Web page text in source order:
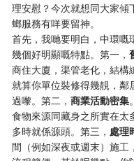
理安慰？今次就想同大家
螂服務有咩要留神。
首先，我哋要明白，中環嘅
幾個好明顯嘅特點。第一，
商住大廈，渠管老化，結構
就算你單位裝修得幾靚，鄰
過嚟。第二，商業活動密集
食物來源同藏身之所實在
多時就係源頭。第三， 處理
間（例如深夜或週末）施工